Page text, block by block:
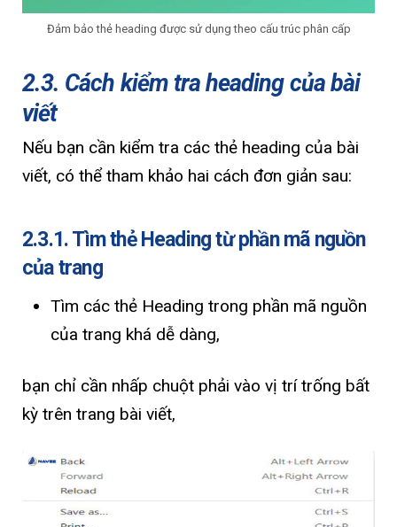
Đảm bảo thẻ heading được sử dụng theo cấu trúc phân cấp
2.3. Cách kiểm tra heading của bài
viết
Nếu bạn cần kiểm tra các thẻ heading của bài
viết, có thể tham khảo hai cách đơn giản sau:
2.3.1. Tìm thẻ Heading từ phần mã nguồn
của trang
Tìm các thẻ Heading trong phần mã nguồn
của trang khá dễ dàng,
bạn chỉ cần nhấp chuột phải vào vị trí trống bất
kỳ trên trang bài viết,